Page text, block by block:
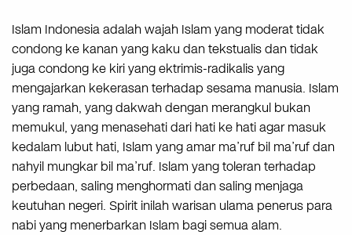
Islam Indonesia adalah wajah Islam yang moderat tidak
condong ke kanan yang kaku dan tekstualis dan tidak
juga condong ke kiri yang ektrimis-radikalis yang
mengajarkan kekerasan terhadap sesama manusia. Islam
yang ramah, yang dakwah dengan merangkul bukan
memukul, yang menasehati dari hati ke hati agar masuk
kedalam lubut hati, Islam yang amar ma’ruf bil ma’ruf dan
nahyil mungkar bil ma’ruf. Islam yang toleran terhadap
perbedaan, saling menghormati dan saling menjaga
keutuhan negeri. Spirit inilah warisan ulama penerus para
nabi yang menerbarkan Islam bagi semua alam.